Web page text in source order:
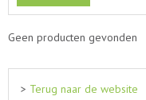
Geen producten gevonden
> Terug naar de website